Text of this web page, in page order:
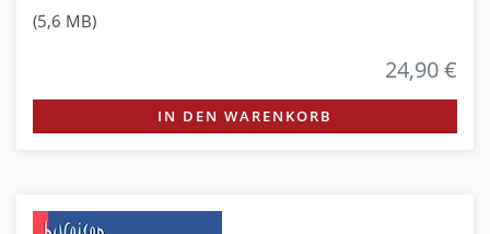
(5,6 MB)
24,90 €
IN DEN WARENKORB